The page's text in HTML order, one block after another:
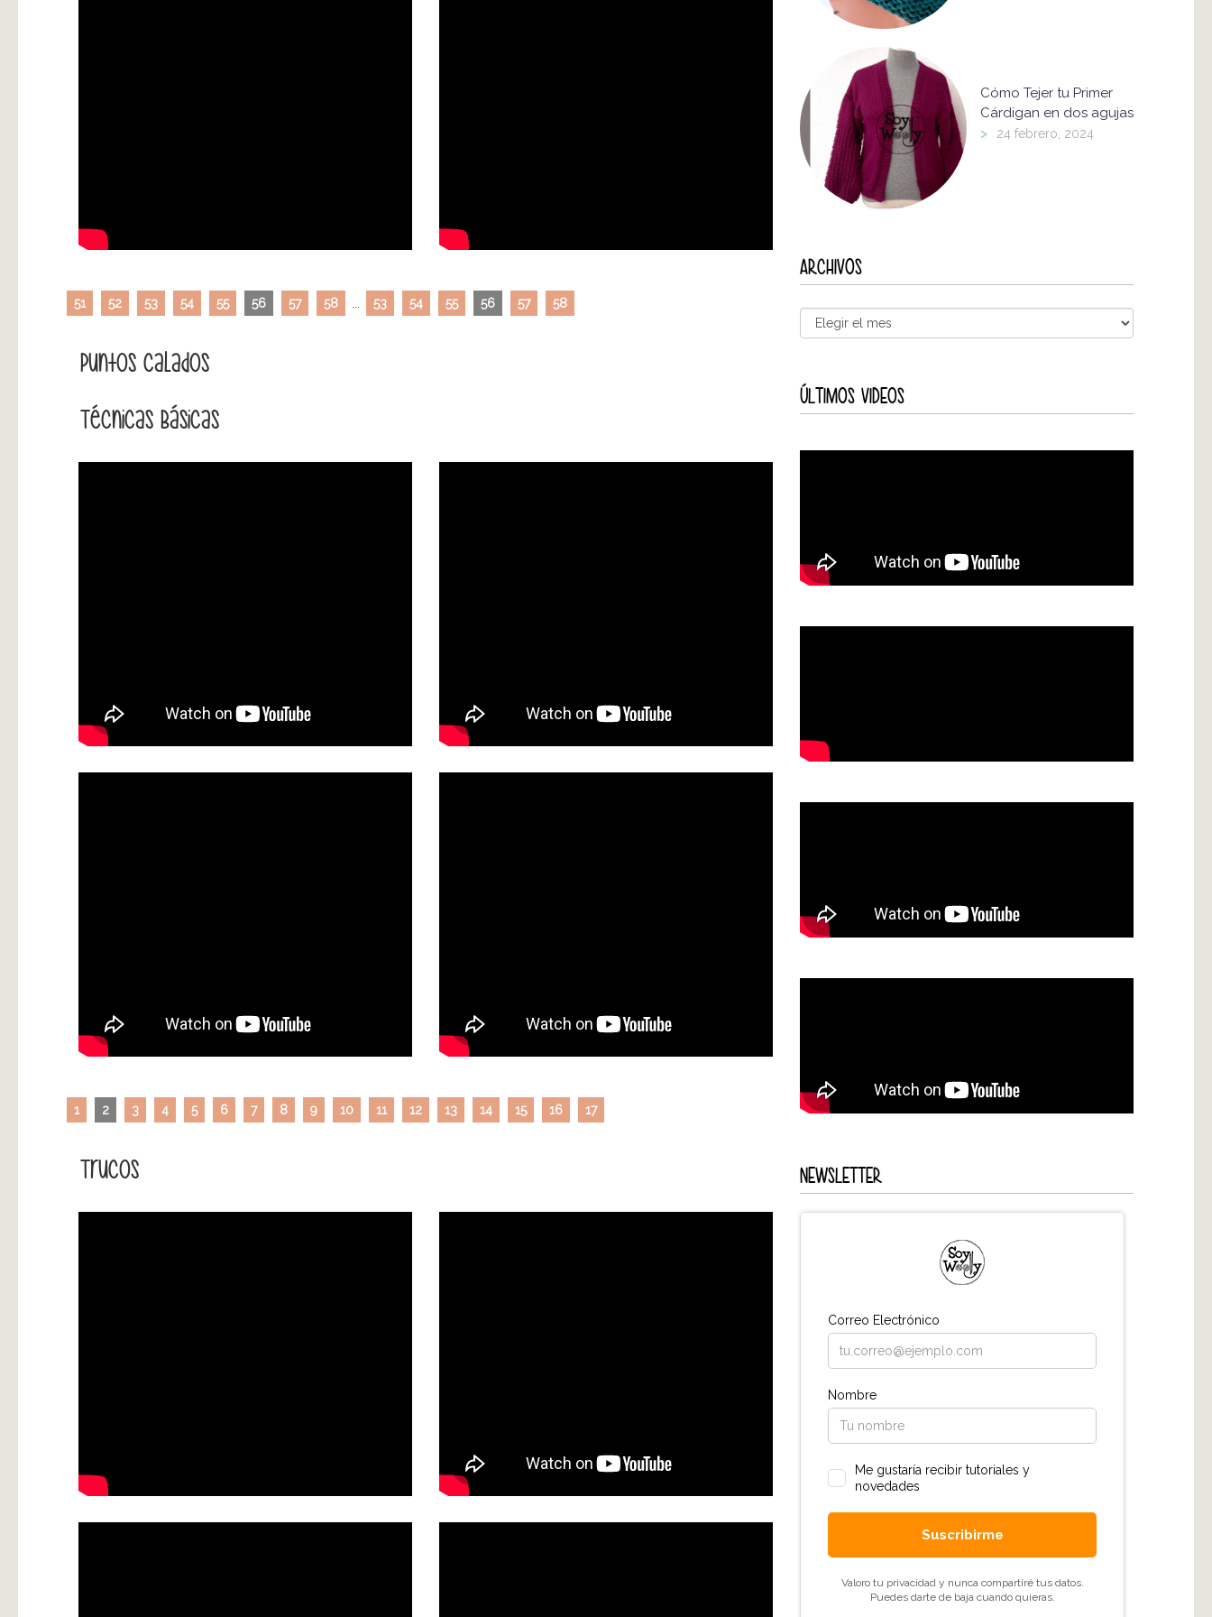
51 52 53 54 55 56 57 58 53 54 55 56 57 58
Puntos Calados
Técnicas Básicas
1 2 3 4 5 6 7 8 9 10 11 12 13 14 15 16 17
Trucos
Cómo Tejer tu Primer
Cárdigan en dos agujas
> 24 febrero, 2024
ARCHIVOS
ÚLTIMOS VIDEOS
NEWSLETTER